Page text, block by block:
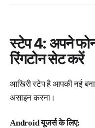
स्टेप 4: अपने
रिंगटोन सेट करें
आखिरी स्टेप है आपकी नई
असाइन करना।
Android यूजर्स के लिए: